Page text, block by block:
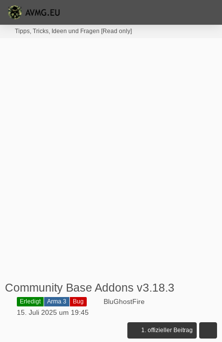
Tipps, Tricks, Ideen und Fragen [Read only]
Community Base Addons v3.18.3
Erledigt Arma 3 Bug
BluGhostFire
15. Juli 2025 um 19:45
1. offizieller Beitrag